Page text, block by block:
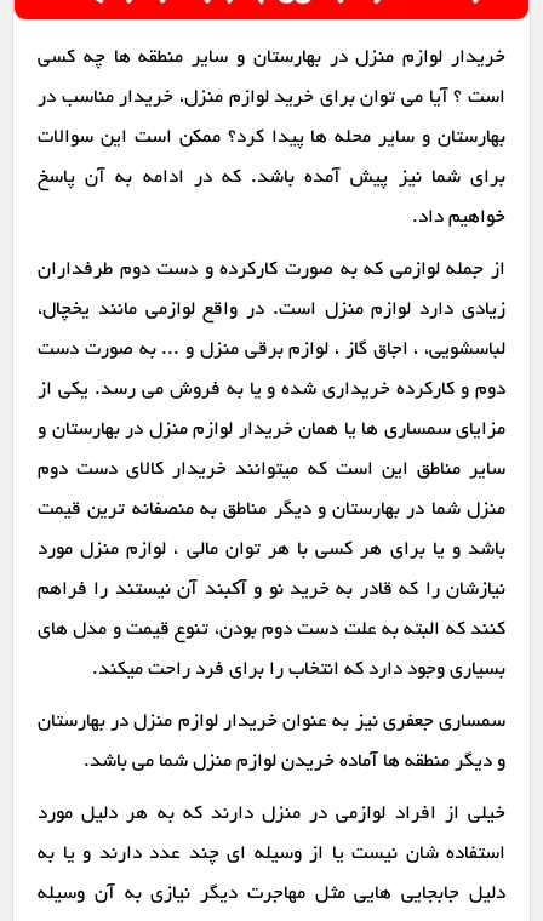
خریدار لوازم منزل در بهارستان و سایر منطقه ها چه کسی
است ؟ آیا می توان برای خرید لوازم منزل، خریدار مناسب در
بهارستان و سایر محله ها پیدا کرد؟ ممکن است این سوالات
برای شما نیز پیش آمده باشد. که در ادامه به آن پاسخ
خواهیم داد.
از جمله لوازمی که به صورت کارکرده و دست دوم طرفداران
زیادی دارد لوازم منزل است. در واقع لوازمی مانند یخچال،
لباسشویی، ، اجاق گاز ، لوازم برقی منزل و ... به صورت دست
دوم و کارکرده خریداری شده و یا به فروش می رسد. یکی از
مزایای سمساری ها یا همان خریدار لوازم منزل در بهارستان و
سایر مناطق این است که میتوانند خریدار کالای دست دوم
منزل شما در بهارستان و دیگر مناطق به منصفانه ترین قیمت
باشد و یا برای هر کسی با هر توان مالی ، لوازم منزل مورد
نیازشان را که قادر به خرید نو و آکبند آن نیستند را فراهم
کنند که البته به علت دست دوم بودن، تنوع قیمت و مدل های
بسیاری وجود دارد که انتخاب را برای فرد راحت میکند.
سمساری جعفری نیز به عنوان خریدار لوازم منزل در بهارستان
و دیگر منطقه ها آماده خریدن لوازم منزل شما می باشد.
خیلی از افراد لوازمی در منزل دارند که به هر دلیل مورد
استفاده شان نیست یا از وسیله ای چند عدد دارند و یا به
دلیل جابجایی هایی مثل مهاجرت دیگر نیازی به آن وسیله